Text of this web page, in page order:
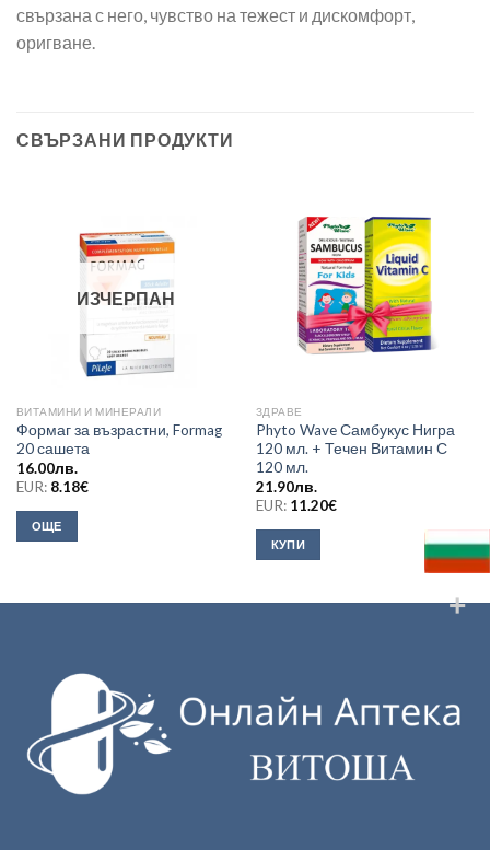
свързана с него, чувство на тежест и дискомфорт,
оригване.
СВЪРЗАНИ ПРОДУКТИ
ИЗЧЕРПАН
ВИТАМИНИ И МИНЕРАЛИ
Формаг за възрастни, Formag
20 сашета
16.00лв.
EUR: 8.18€
ОЩЕ
ЗДРАВЕ
Phyto Wave Самбукус Нигра
120 мл. + Течен Витамин С
120 мл.
21.90лв.
EUR: 11.20€
КУПИ